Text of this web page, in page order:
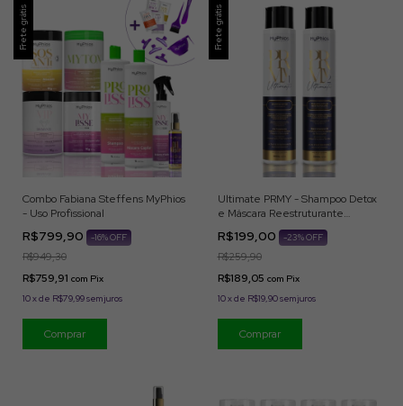
Frete grátis
Combo Fabiana Steffens MyPhios
- Uso Profissional
R$799,90 -16% OFF
R$949,30
R$759,91 com Pix
10xde R$79,99sem juros
Frete grátis
Ultimate PRMY - Shampoo Detox
e Máscara Reestruturante
(2x500ml) MyPhios
R$199,00 -23% OFF
R$259,90
R$189,05 com Pix
10xde R$19,90sem juros